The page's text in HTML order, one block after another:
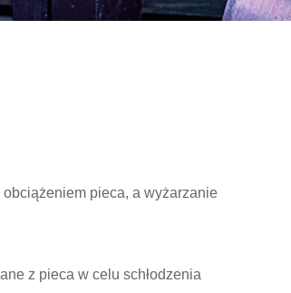
pieca, a wyżarzanie
z pieca w celu schłodzenia